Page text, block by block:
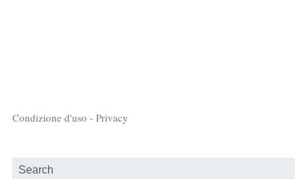
Condizione d'uso - Privacy